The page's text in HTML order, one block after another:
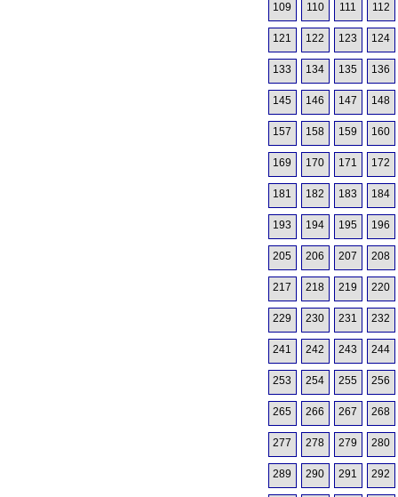
109 110 111 112
121 122 123 124
133 134 135 136
145 146 147 148
157 158 159 160
169 170 171 172
181 182 183 184
193 194 195 196
205 206 207 208
217 218 219 220
229 230 231 232
241 242 243 244
253 254 255 256
265 266 267 268
277 278 279 280
289 290 291 292